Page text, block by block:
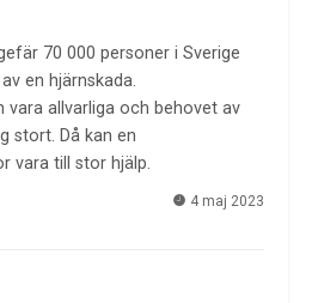
70 000 personer i Sverige
en hjärnskada.
vara allvarliga och behovet av
stort. Då kan en
vara till stor hjälp.
4 maj 2023